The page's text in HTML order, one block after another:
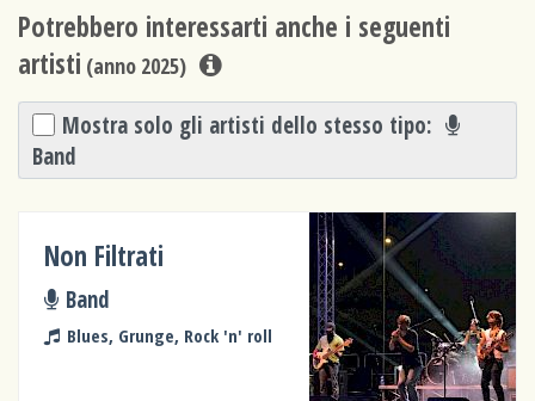
Potrebbero interessarti anche i seguenti
artisti (anno 2025)
Mostra solo gli artisti dello stesso tipo:
Band
Non Filtrati
Band
Blues, Grunge, Rock 'n' roll